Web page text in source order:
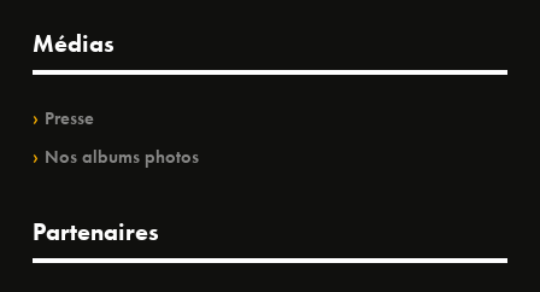
Médias
Presse
Nos albums photos
Partenaires